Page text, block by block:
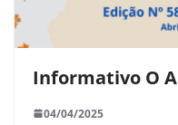
Informativo O
04/04/2025